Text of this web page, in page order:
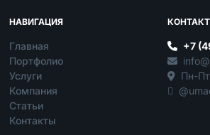
НАВИГАЦИЯ
Главная
Портфолио
Услуги
Компания
Статьи
Контакты
+7
Пн-